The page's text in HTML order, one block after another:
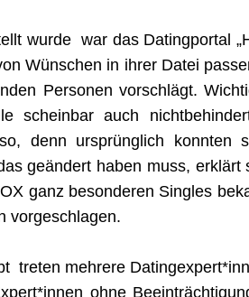
wurde war das Datingportal
Wünschen in ihrer Datei
Personen vorschlägt.
scheinbar auch
denn ursprünglich konnten
geändert haben muss, erklärt
ganz besonderen Singles bek
vorgeschlagen.
treten mehrere
ohne